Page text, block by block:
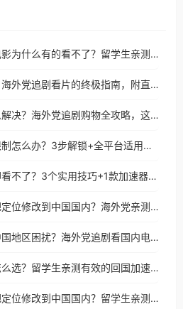
在国外看优酷上的电影为什么有的看不了？留学生亲测有效的回国加速方案
优酷区域限制破解：海外党追剧看片的终极指南，附直播欧冠+1905电影网解决方案
优酷国外看不了怎么解决？海外党追剧购物全攻略，这招亲测有效！
在老挝用优酷地区限制怎么办？3步解锁+全平台适用的回国加速器指南
海外党有优酷会员却看不了？3个实用技巧+1款加速器解决追剧&金融APP难题
在日本用优酷怎么把定位修改到中国国内？海外党亲测有效的回国加速指南
还在被优酷提示非中国地区困扰？海外党追剧看国内电影的正确打开方式
海外看优酷的软件怎么选？留学生亲测有效的回国加速方案
在英国用优酷怎么把定位修改到中国国内？留学生亲测有效的回国加速方案